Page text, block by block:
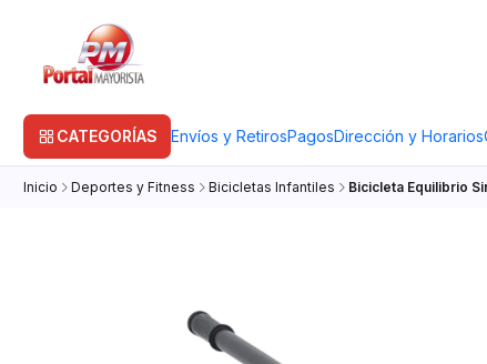
CATEGORÍAS Envíos y RetirosPagosDirección y Horarios
Inicio Deportes y Fitness Bicicletas Infantiles Bicicleta Equilibrio